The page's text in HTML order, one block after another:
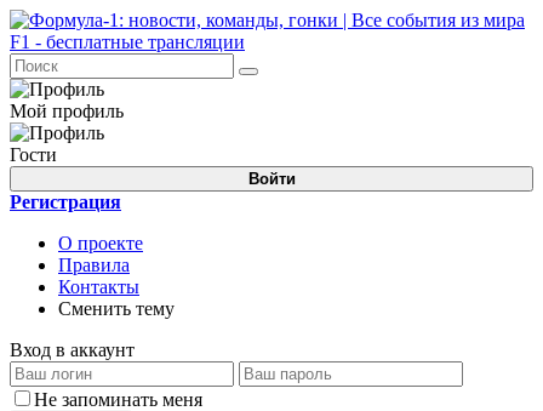
Мой профиль
Гости
Войти
Регистрация
О проекте
Правила
Контакты
Сменить тему
Вход в аккаунт
Не запоминать меня